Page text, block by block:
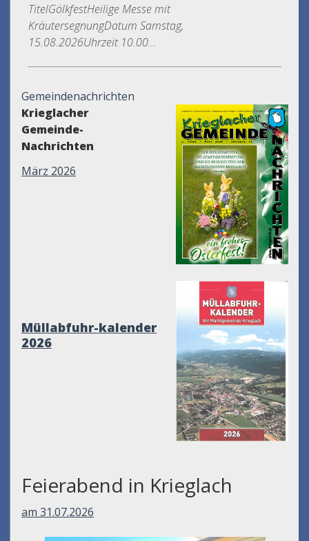
TitelGölkfestHeilige Messe mit
KräutersegnungDatum Samstag,
15.08.2026Uhrzeit 10.00...
Gemeindenachrichten
Krieglacher
Gemeinde-
Nachrichten
März 2026
Müllabfuhr-kalender
2026
Feierabend in Krieglach
am 31.07.2026